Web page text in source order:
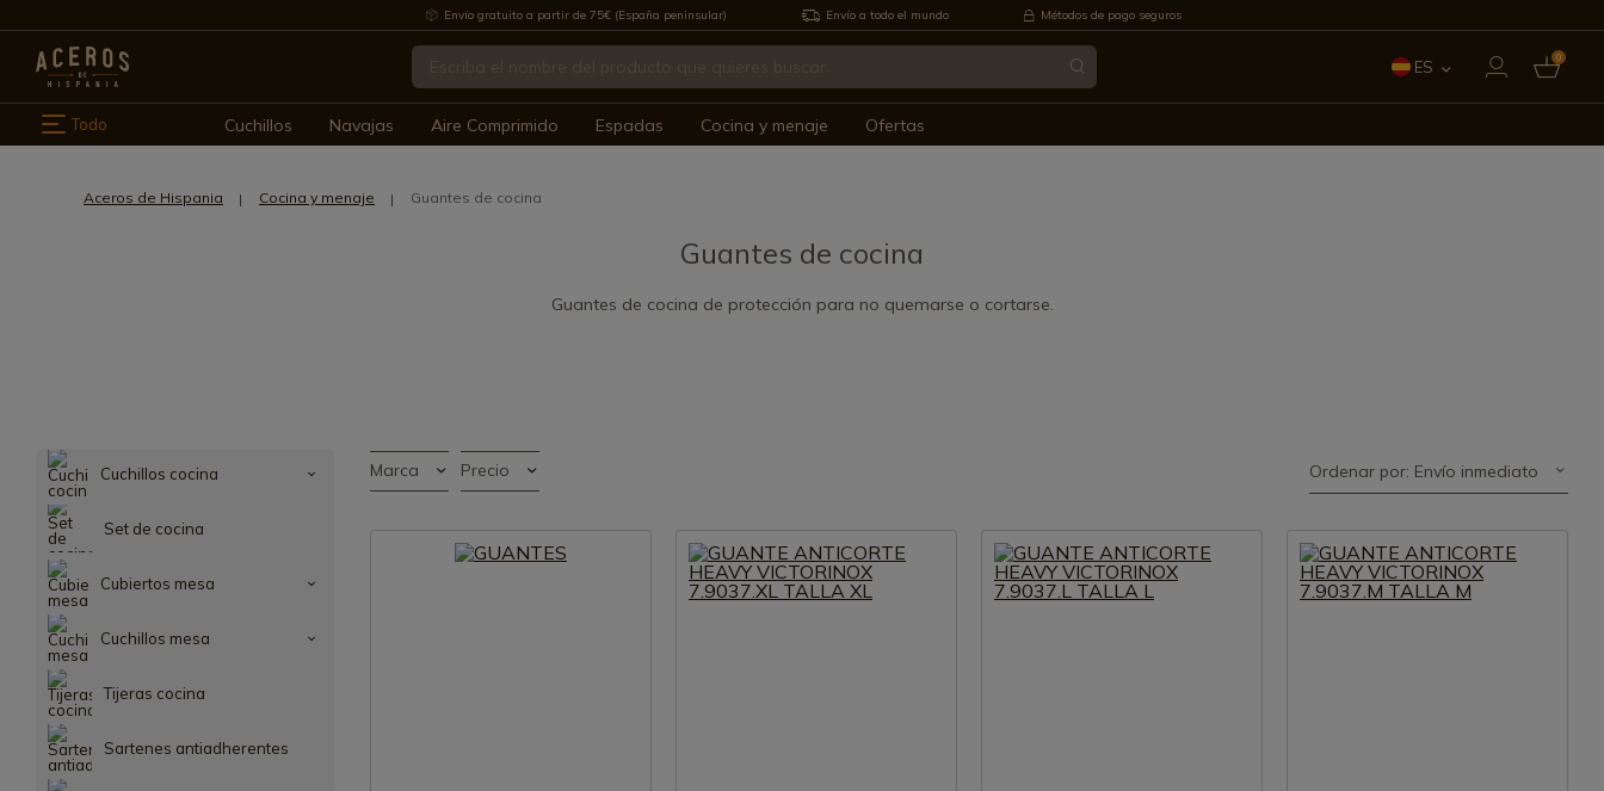
Envío gratuito a partir de 75€ (España peninsular) Envío a todo el mundo Métodos de pago seguros
ES 0
Todo Cuchillos Navajas Aire Comprimido Espadas Cocina y menaje Ofertas
Aceros de Hispania Cocina y menaje Guantes de cocina
Guantes de cocina
Guantes de cocina de protección para no quemarse o cortarse.
Cuchillos cocina
Set de cocina
Cubiertos mesa
Cuchillos mesa
Tijeras cocina
Sartenes antiadherentes
Marca Precio Ordenar por: Envío inmediato